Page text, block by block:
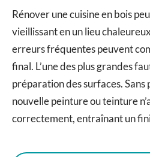
Rénover une cuisine en bois
vieillissant en un lieu
erreurs fréquentes peuvent
final. L’une des plus grandes
préparation des surfaces. Sans
nouvelle peinture ou teinture
correctement, entraînant un